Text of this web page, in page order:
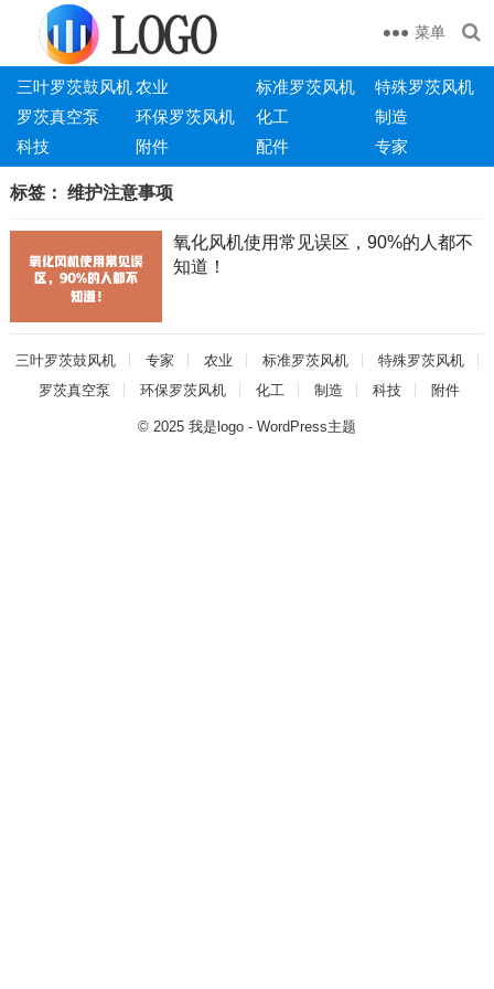
菜单
三叶罗茨鼓风机农业 标准罗茨风机
特殊罗茨风机
罗茨真空泵
环保罗茨风机 化工
制造
科技
附件 配件 专家
标签： 维护注意事项
氧化风机使用常见误区，90%的人都不
知道！
三叶罗茨鼓风机 专家 农业 标准罗茨风机
特殊罗茨风机
罗茨真空泵
环保罗茨风机 化工 制造 科技 附件
© 2025 我是logo- WordPress主题